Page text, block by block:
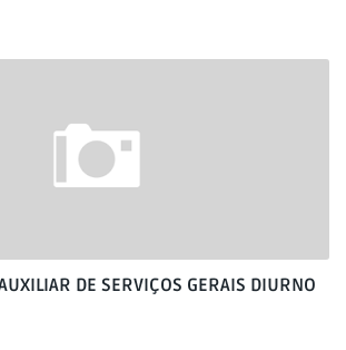
DE SERVIÇOS GERAIS DIURNO